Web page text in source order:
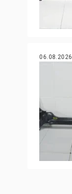
06.08.2026